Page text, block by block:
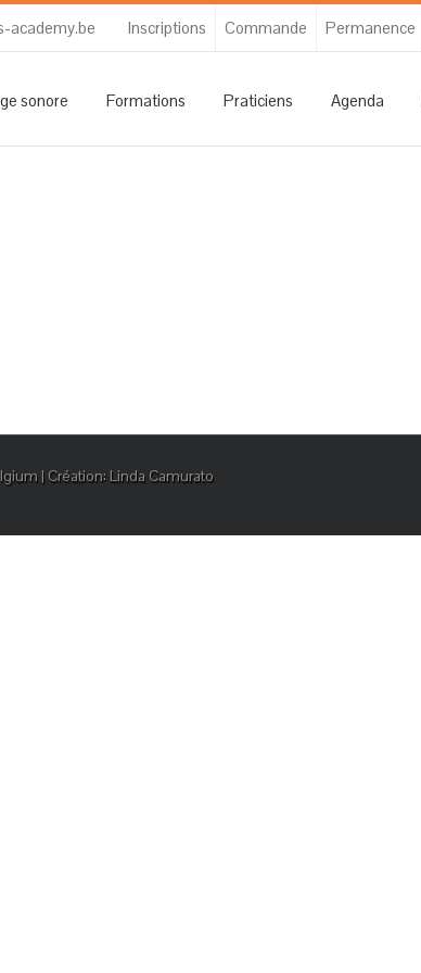
academy.be Inscriptions Commande Permanence
sonore Formations Praticiens Agenda
| Création: Linda Camurato